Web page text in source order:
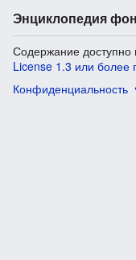
Энциклопедия
Содержание доступно
License 1.3 или более
Конфиденциальность